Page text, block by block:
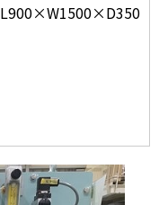
L900×W1500×D350